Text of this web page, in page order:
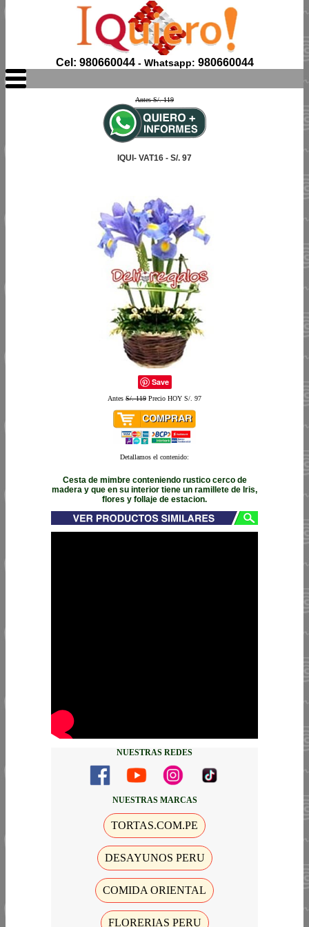
Cel: 980660044- Whatsapp: 980660044
Antes S/. 119
IQUI- VAT16 - S/. 97
Save
Antes S/. 119 Precio HOY S/. 97
Detallamos el contenido:
Cesta de mimbre conteniendo rustico cerco de
madera y que en su interior tiene un ramillete de Iris,
flores y follaje de estacion.
NUESTRAS REDES
NUESTRAS MARCAS
TORTAS.COM.PE
DESAYUNOS PERU
COMIDA ORIENTAL
FLORERIAS PERU